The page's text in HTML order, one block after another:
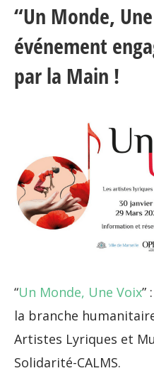
“Un Monde,
événement
par la Main !
“Un Monde, Une Voix”
la branche
Artistes Lyriques et
Solidarité-CALMS.